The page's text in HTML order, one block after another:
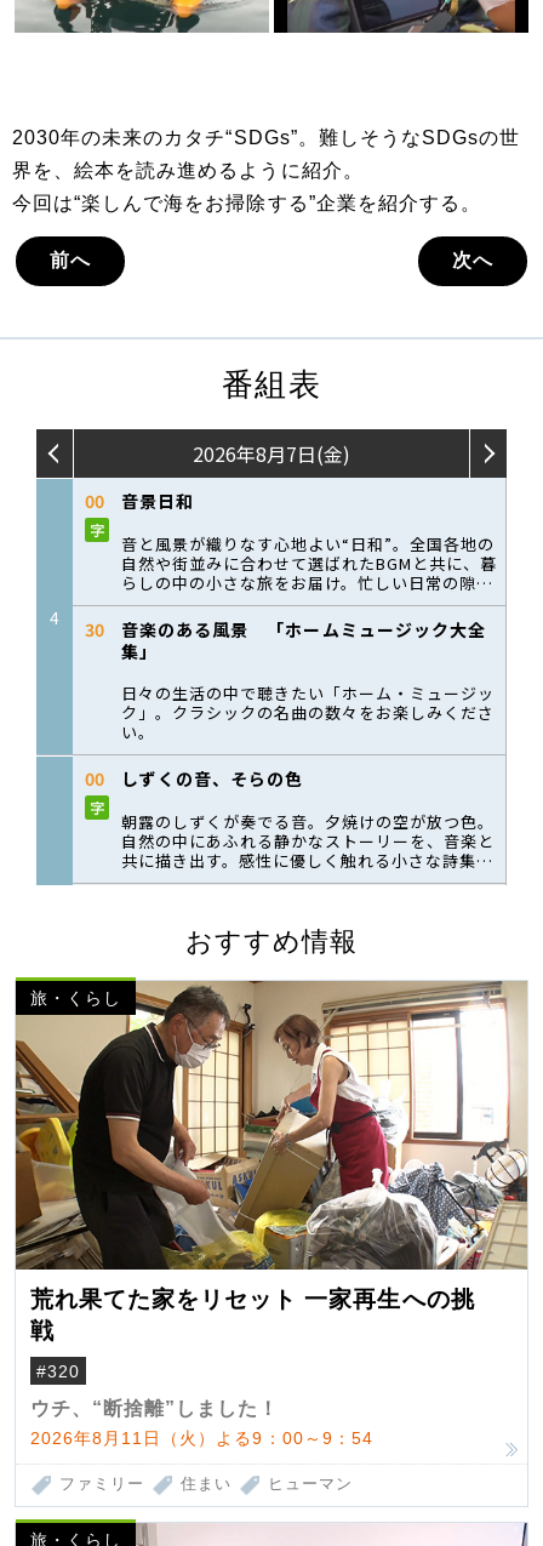
2030年の未来のカタチ“SDGs”。難しそうなSDGsの世
界を、絵本を読み進めるように紹介。
今回は“楽しんで海をお掃除する”企業を紹介する。
前へ 次へ
番組表
おすすめ情報
旅・くらし
荒れ果てた家をリセット 一家再生への挑
戦
#320
ウチ、“断捨離”しました！
2026年8月11日（火）よる9：00～9：54
ファミリー 住まい ヒューマン
旅・くらし